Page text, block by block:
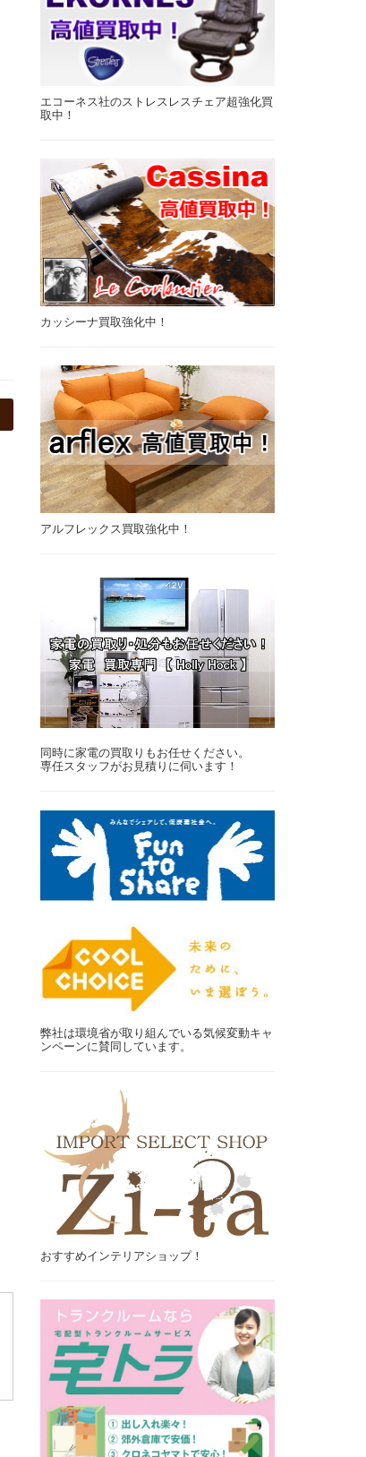
エコーネス社のストレスレスチェア超強化買
取中！
カッシーナ買取強化中！
アルフレックス買取強化中！
同時に家電の買取りもお任せください。
専任スタッフがお見積りに伺います！
弊社は環境省が取り組んでいる気候変動キャ
ンペーンに賛同しています。
おすすめインテリアショップ！